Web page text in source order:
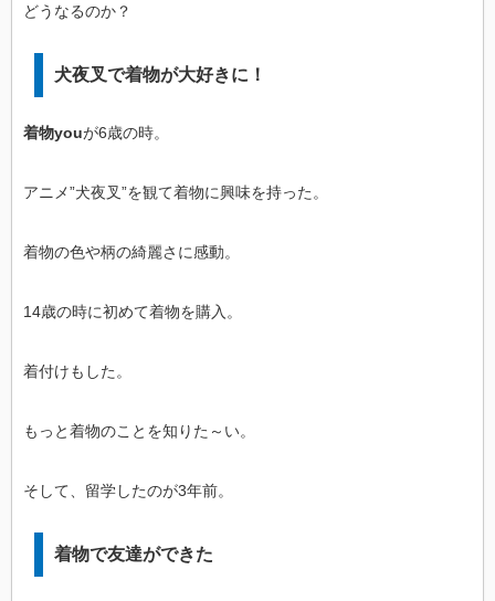
どうなるのか？
犬夜叉で着物が大好きに！
着物youが6歳の時。
アニメ”犬夜叉”を観て着物に興味を持った。
着物の色や柄の綺麗さに感動。
14歳の時に初めて着物を購入。
着付けもした。
もっと着物のことを知りた～い。
そして、留学したのが3年前。
着物で友達ができた